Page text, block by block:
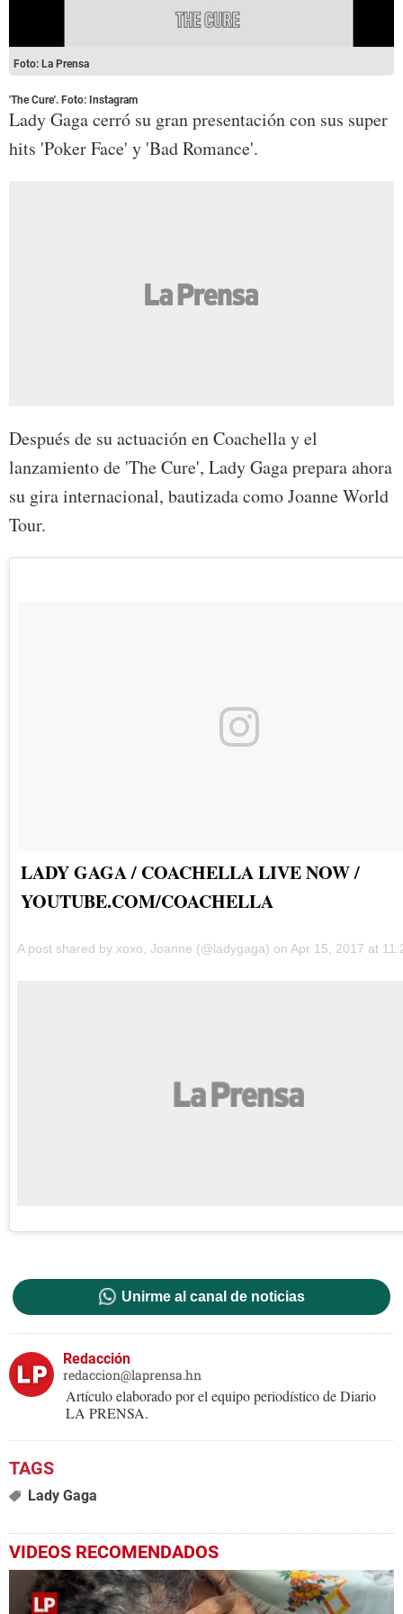
Foto: La Prensa
'The Cure'. Foto: Instagram
Lady Gaga cerró su gran presentación con sus super
hits 'Poker Face' y 'Bad Romance'.
Después de su actuación en Coachella y el
lanzamiento de 'The Cure', Lady Gaga prepara ahora
su gira internacional, bautizada como Joanne World
Tour.
LADY GAGA / COACHELLA LIVE NOW /
YOUTUBE.COM/COACHELLA
A post shared by xoxo, Joanne (@ladygaga) on Apr 15, 2017 at
Unirme al canal de noticias
Redacción
redaccion@laprensa.hn
Artículo elaborado por el equipo periodístico de Diario
LA PRENSA.
Lady Gaga
VIDEOS RECOMENDADOS